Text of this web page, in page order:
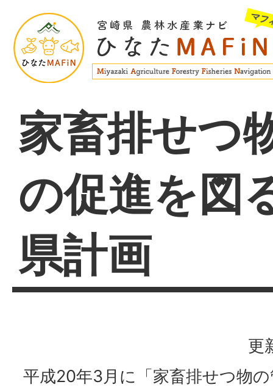
家畜排せつ
の促進を図
県計画
更
平成20年3月に「家畜排せつ物